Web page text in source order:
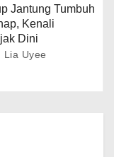
Jantung Tumbuh
Kenali
Dini
Lia Uyee